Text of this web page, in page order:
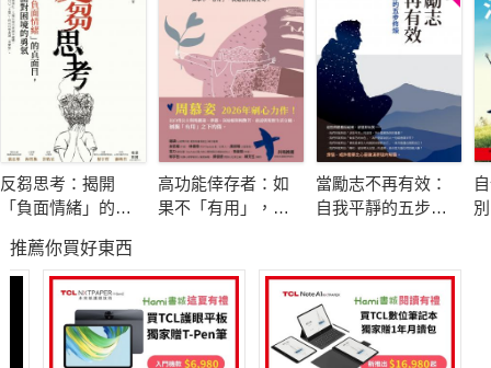
地拚搏。
真要說他有什麼不同，大抵是他懂得如何將孤獨力發揮得淋
漓盡致。
即使遭遇再多荒謬與怪誕，他仍一本初心，穩健地往前邁
進，
最終，一切都在孤獨裡成全。
偷偷告訴你，這項能力，其實每個人都有。
何謂孤獨力？這不是教你離群索居，或是不與人往。而是
反芻思考：揭開
「負面情緒」的真
境的勇氣
高功能倖存者：如
果不「有用」，我
當勵志不再有效：
自我平靜的五步修
推薦你買好東西